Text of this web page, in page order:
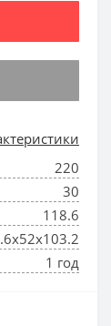
220
30
118.6
1 год